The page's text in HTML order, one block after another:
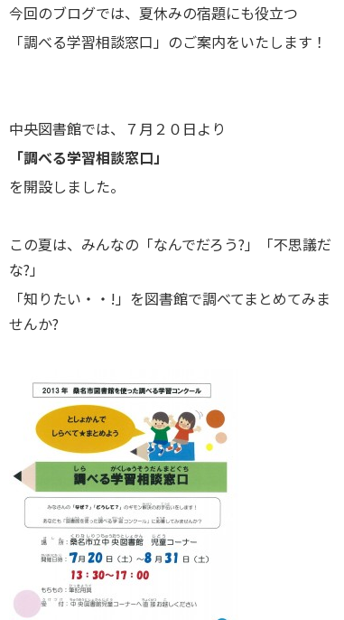
今回のブログでは、夏休みの宿題にも役立つ
「調べる学習相談窓口」のご案内をいたします！
中央図書館では、７月２０日より
「調べる学習相談窓口」
を開設しました。
この夏は、みんなの「なんでだろう?」「不思議だ
な?」
「知りたい・・!」を図書館で調べてまとめてみま
せんか?